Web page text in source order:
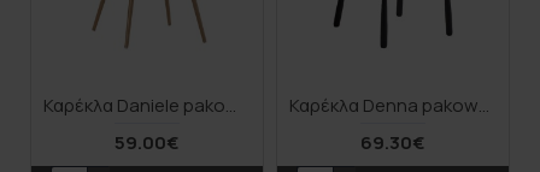
Καρέκλα Daniele pakoworld φυσικό pe rattan-μπεζ ύφασμα-φυσικό μέταλλο 46.5x57.5x77.5εκ
59.00€
Καρέκλα Denna pakoworld ύφασμα ανθρακί-μαύρα μεταλλικά πόδια 52x60x85εκ
69.30€